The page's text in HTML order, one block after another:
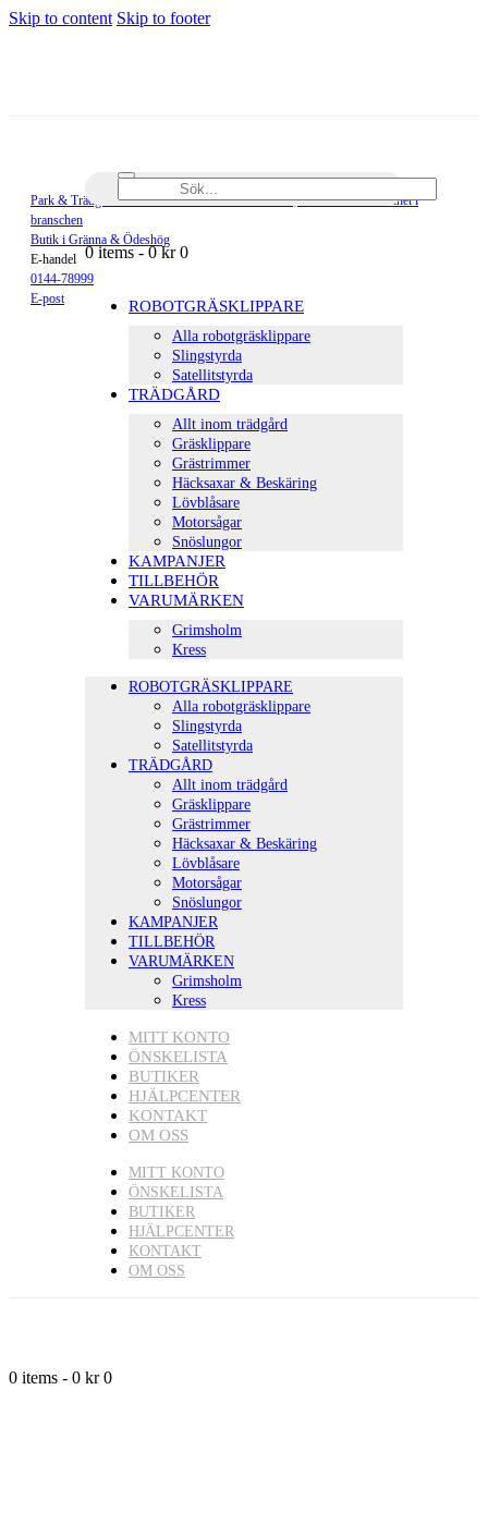
Skip to content Skip to footer
Park & Trädgårdsmaskiner är en del av Elektro-Pär, med 80 års erfarenhet i
branschen
Butik i Gränna & Ödeshög
E-handel
0144-78999
E-post
0 items - 0 kr 0
ROBOTGRÄSKLIPPARE
Alla robotgräsklippare
Slingstyrda
Satellitstyrda
TRÄDGÅRD
Allt inom trädgård
Gräsklippare
Grästrimmer
Häcksaxar & Beskäring
Lövblåsare
Motorsågar
Snöslungor
KAMPANJER
TILLBEHÖR
VARUMÄRKEN
Grimsholm
Kress
ROBOTGRÄSKLIPPARE
Alla robotgräsklippare
Slingstyrda
Satellitstyrda
TRÄDGÅRD
Allt inom trädgård
Gräsklippare
Grästrimmer
Häcksaxar & Beskäring
Lövblåsare
Motorsågar
Snöslungor
KAMPANJER
TILLBEHÖR
VARUMÄRKEN
Grimsholm
Kress
MITT KONTO
ÖNSKELISTA
BUTIKER
HJÄLPCENTER
KONTAKT
OM OSS
MITT KONTO
ÖNSKELISTA
BUTIKER
HJÄLPCENTER
KONTAKT
OM OSS
0 items - 0 kr 0